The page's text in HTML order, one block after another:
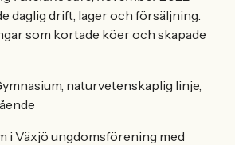
daglig drift, lager och försäljning.
som kortade köer och skapade
naturvetenskaplig linje,
i Växjö ungdomsförening med